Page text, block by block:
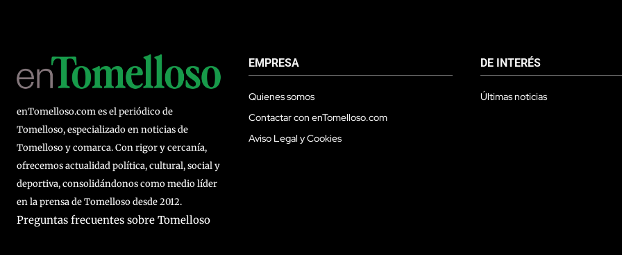
enTomelloso.com es el periódico de
Tomelloso, especializado en noticias de
Tomelloso y comarca. Con rigor y cercanía,
ofrecemos actualidad política, cultural, social y
deportiva, consolidándonos como medio líder
en la prensa de Tomelloso desde 2012.
Preguntas frecuentes sobre Tomelloso
EMPRESA
Quienes somos
Contactar con enTomelloso.com
Aviso Legal y Cookies
DE INTERÉS
Últimas noticias